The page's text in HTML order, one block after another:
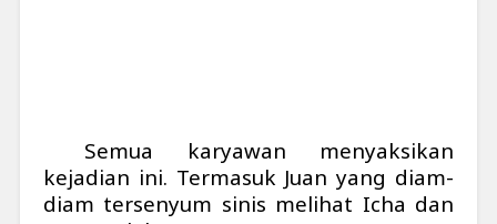
Semua karyawan menyaksikan
kejadian ini. Termasuk Juan yang diam-
diam tersenyum sinis melihat Icha dan